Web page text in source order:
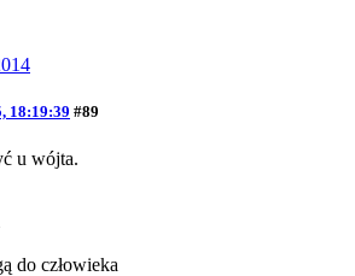
18:19:39 #89
u wójta.
do człowieka